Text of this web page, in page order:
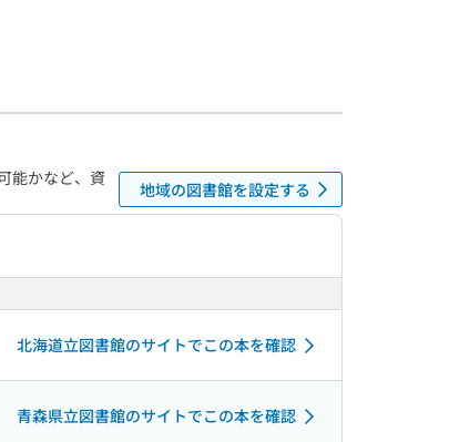
能かなど、資
地域の図書館を設定する
北海道立図書館のサイトでこの本を確認
青森県立図書館のサイトでこの本を確認